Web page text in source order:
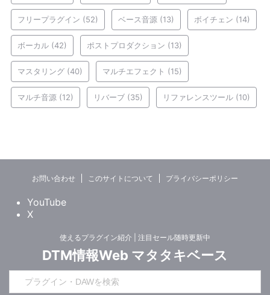
フリープラグイン (52) ベース音源 (13) ボイチェン (14)
ボーカル (42) ポストプロダクション (13)
マスタリング (40) マルチエフェクト (15)
マルチ音源 (12) リバーブ (35) リファレンスツール (10)
お問い合わせ このサイトについて プライバシーポリシー
YouTube
X
使えるプラグイン紹介 | 注目セール随時更新中
DTM情報Web マタタキベース